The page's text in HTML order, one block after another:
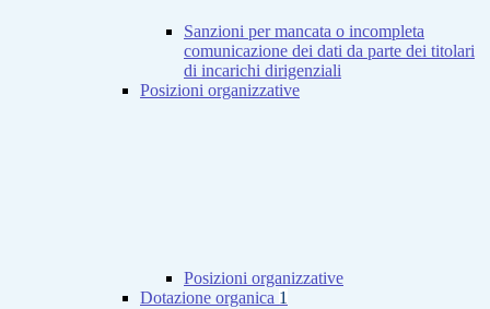
Sanzioni per mancata o incompleta
comunicazione dei dati da parte dei titolari
di incarichi dirigenziali
Posizioni organizzative
Posizioni organizzative
Dotazione organica 1